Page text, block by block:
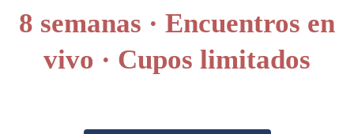
8 semanas · Encuentros en
vivo · Cupos limitados